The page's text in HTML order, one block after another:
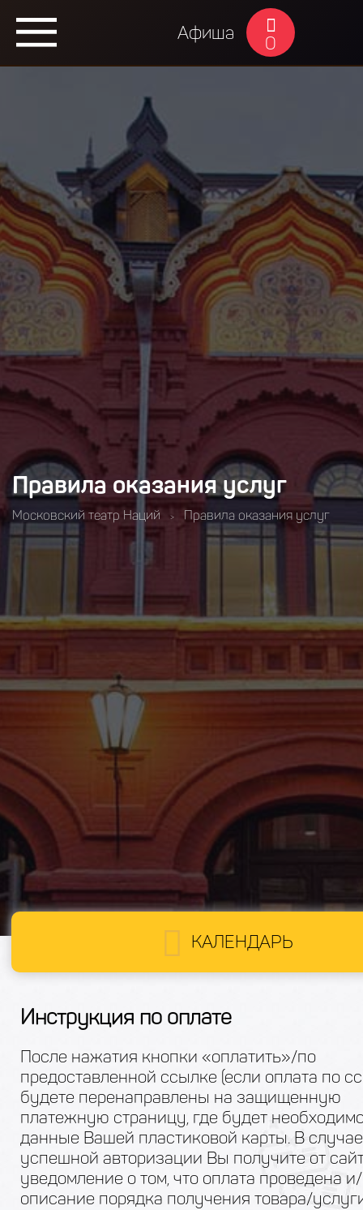
Афиша 0
Правила оказания услуг
Московский театр Наций > Правила оказания услуг
КАЛЕНДАРЬ
Инструкция по оплате
После нажатия кнопки «оплатить»/по
предоставленной ссылке (если оплата по
будете перенаправлены на защищенную
платежную страницу, где будет
данные Вашей пластиковой карты. В случае
успешной авторизации Вы получите от
уведомление о том, что оплата проведена
описание порядка получения товара/